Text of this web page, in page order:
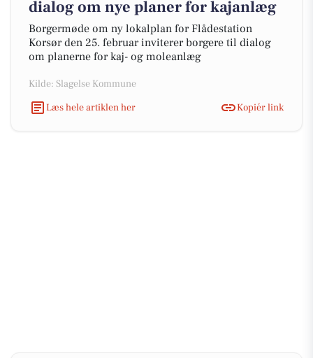
dialog om nye planer for kajanlæg
Borgermøde om ny lokalplan for Flådestation
Korsør den 25. februar inviterer borgere til dialog
om planerne for kaj- og moleanlæg
Kilde: Slagelse Kommune
Læs hele artiklen her
Kopiér link